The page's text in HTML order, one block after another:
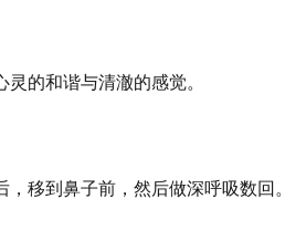
的和谐与清澈的感觉。
移到鼻子前，然后做深呼吸数回。